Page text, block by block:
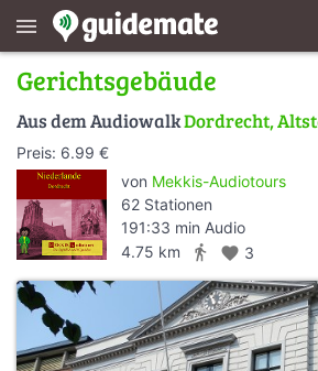
menu
Gerichtsgebäude
Aus dem AudiowalkDordrecht,
Preis: 6.99 €
von Mekkis-Audiotours
62 Stationen
191:33 min Audio
4.75 km
directions_walk favorite 3